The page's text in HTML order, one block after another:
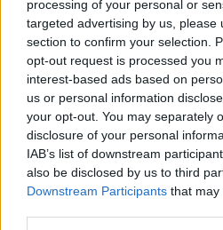
processing of your personal or
targeted advertising by us, please
section to confirm your selection.
opt-out request is processed you
interest-based ads based on
us or personal information
your opt-out. You may separately
disclosure of your personal
IAB’s list of downstream
also be disclosed by us to third
Downstream Participants that may
News
Mad.gr
Μοιράσου αυτό